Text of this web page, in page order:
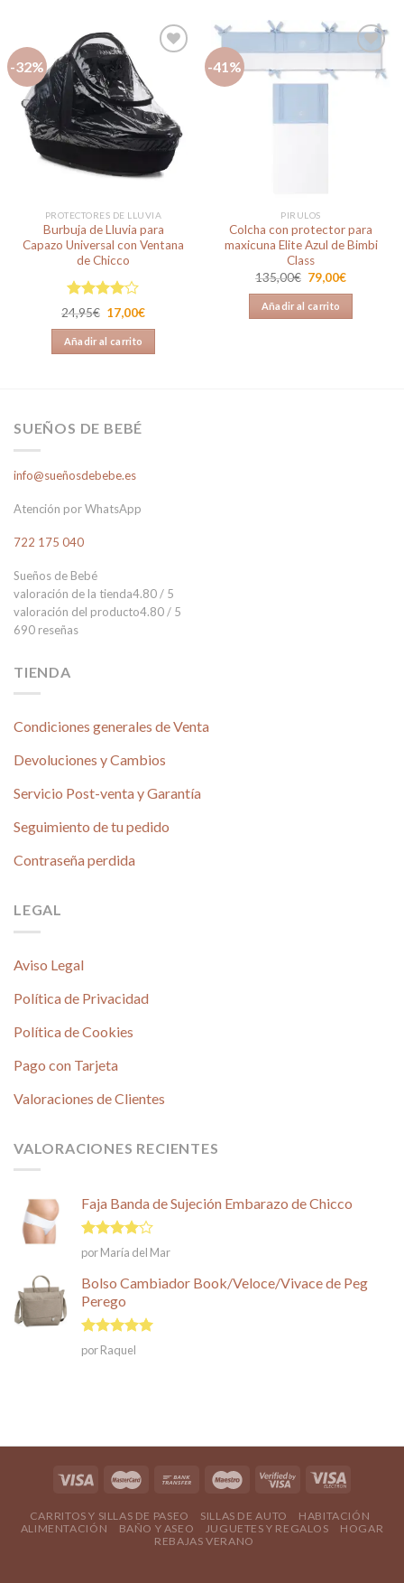
-32%
Añadir
a la
lista de
deseos
PROTECTORES DE LLUVIA
Burbuja de Lluvia para
Capazo Universal con Ventana
de Chicco
Valorado
en
de 5
24,95€ El
precio
original
era:
24,95€.
17,00€El
17,00€.
Añadir al carrito
-41%
PIRULOS
Colcha con protector para
maxicuna Elite Azul de Bimbi
Class
135,00€ El
precio
original
era:
135,00€.
79,00€El
79,00€.
Añadir al carrito
SUEÑOS DE BEBÉ
info@sueñosdebebe.es
Atención por WhatsApp
722 175 040
Sueños de Bebé
valoración de la tienda4.80 / 5
valoración del producto4.80 / 5
690 reseñas
TIENDA
Condiciones generales de Venta
Devoluciones y Cambios
Servicio Post-venta y Garantía
Seguimiento de tu pedido
Contraseña perdida
LEGAL
Aviso Legal
Política de Privacidad
Política de Cookies
Pago con Tarjeta
Valoraciones de Clientes
VALORACIONES RECIENTES
Faja Banda de Sujeción Embarazo de Chicco
Valorado
en
5
por María del Mar
Bolso Cambiador Book/Veloce/Vivace de Peg
Perego
Valorado en
5
de 5
por Raquel
CARRITOS Y SILLAS DE PASEO SILLAS DE AUTO
HABITACIÓN
ALIMENTACIÓN
BAÑO Y ASEO JUGUETES Y REGALOS
HOGAR
REBAJAS VERANO